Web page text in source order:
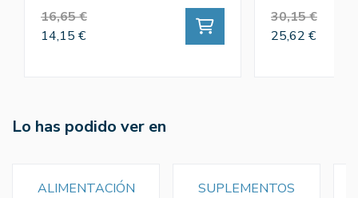
16,65 €
14,15 €
30,15 €
25,62 €
Lo has podido ver en
ALIMENTACIÓN
SUPLEMENTOS